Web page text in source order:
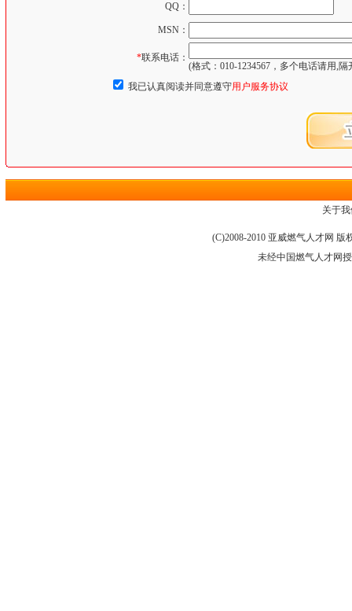
QQ：
MSN：
*联系电话：
(格式：010-1234567，多个电话请用,隔
我已认真阅读并同意遵守用户服务协议
关于
(C)2008-2010 亚威燃气人才网
未经中国燃气人才网